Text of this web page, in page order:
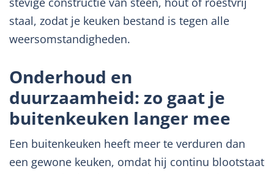
staal, zodat je keuken bestand is tegen alle
weersomstandigheden.
Onderhoud en
duurzaamheid: zo gaat je
buitenkeuken langer mee
Een buitenkeuken heeft meer te verduren dan
een gewone keuken, omdat hij continu blootstaat